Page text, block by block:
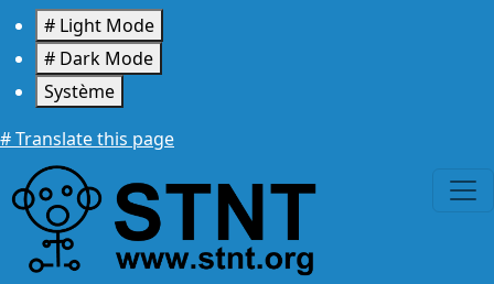
Aller au contenu principal
# Light Mode
# Dark Mode
Système
# Translate this page